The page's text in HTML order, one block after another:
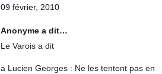
09 février, 2010
Anonyme a dit…
Le Varois a dit
a Lucien Georges : Ne les tentent pas en